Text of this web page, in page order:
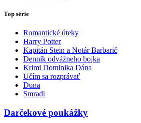
Top série
Romantické úteky
Harry Potter
Kapitán Stein a Notár Barbarič
Denník odvážneho bojka
Krimi Dominika Dána
Učím sa rozprávať
Duna
Smradi
Darčekové poukážky